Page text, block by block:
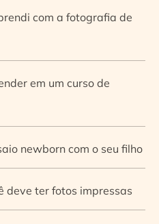
com a fotografia de
em um curso de
newborn com o seu filho
deve ter fotos impressas